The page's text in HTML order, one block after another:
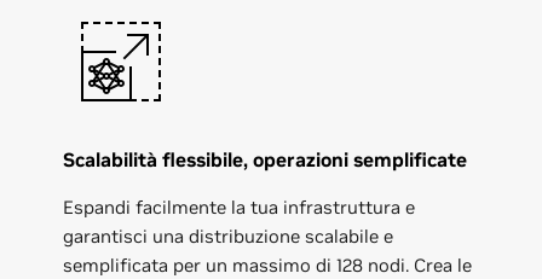
Scalabilità flessibile, operazioni semplificate
Espandi facilmente la tua infrastruttura e
garantisci una distribuzione scalabile e
semplificata per un massimo di 128 nodi. Crea le